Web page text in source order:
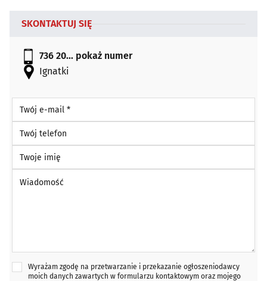
SKONTAKTUJ SIĘ
736 20... pokaż numer
Ignatki
Wyrażam zgodę na przetwarzanie i przekazanie ogłoszeniodawcy
moich danych zawartych w formularzu kontaktowym oraz mojego